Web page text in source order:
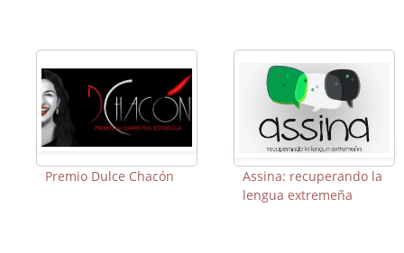
Premio Dulce Chacón
Assina: recuperando la
lengua extremeña